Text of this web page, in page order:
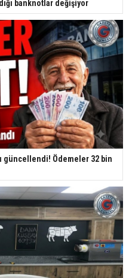
banknotlar değişiyor
güncellendi! Ödemeler 32 bin